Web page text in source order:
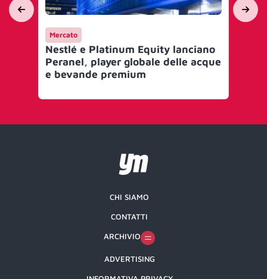
Mercato
Nestlé e Platinum Equity lanciano
Peranel, player globale delle acque
e bevande premium
CHI SIAMO
CONTATTI
ARCHIVIO
ADVERTISING